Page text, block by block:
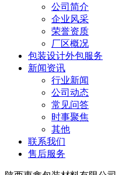
公司简介
企业风采
荣誉资质
厂区概况
包装设计外包服务
新闻资讯
行业新闻
公司动态
常见问答
时事聚焦
其他
联系我们
售后服务